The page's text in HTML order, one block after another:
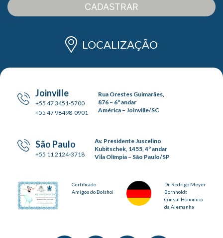
CADASTRAR
LOCALIZAÇÃO
Joinville
+55 47 3451-5700
+55 47 98498-0901
Rua Orestes Guimarães,
876 – 6º andar
América – Joinville/SC
São Paulo
+55 11 2124-3718
Av. Presidente Juscelino
Kubitschek, 1455, 4º andar
Vila Olímpia – São Paulo/SP
Certificado
Amigos do Bolshoi
Dr. Rodrigo Meyer
Bornholdt
Cônsul Honorário
da Alemanha